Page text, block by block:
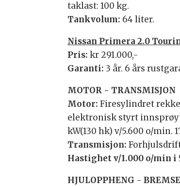
taklast: 100 kg.
Tankvolum: 64 liter.
Nissan Primera 2.0
Pris: kr 291.000,-
Garanti: 3 år. 6 års
MOTOR - TRANSMISJON
Motor: Firesylindret
elektronisk styrt
kW(130 hk) v/5.600 o/min.
Transmisjon:
Hastighet v/1.000 o/min i
HJULOPPHENG -